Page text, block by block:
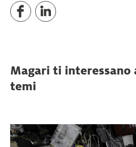
Magari ti interessano
temi